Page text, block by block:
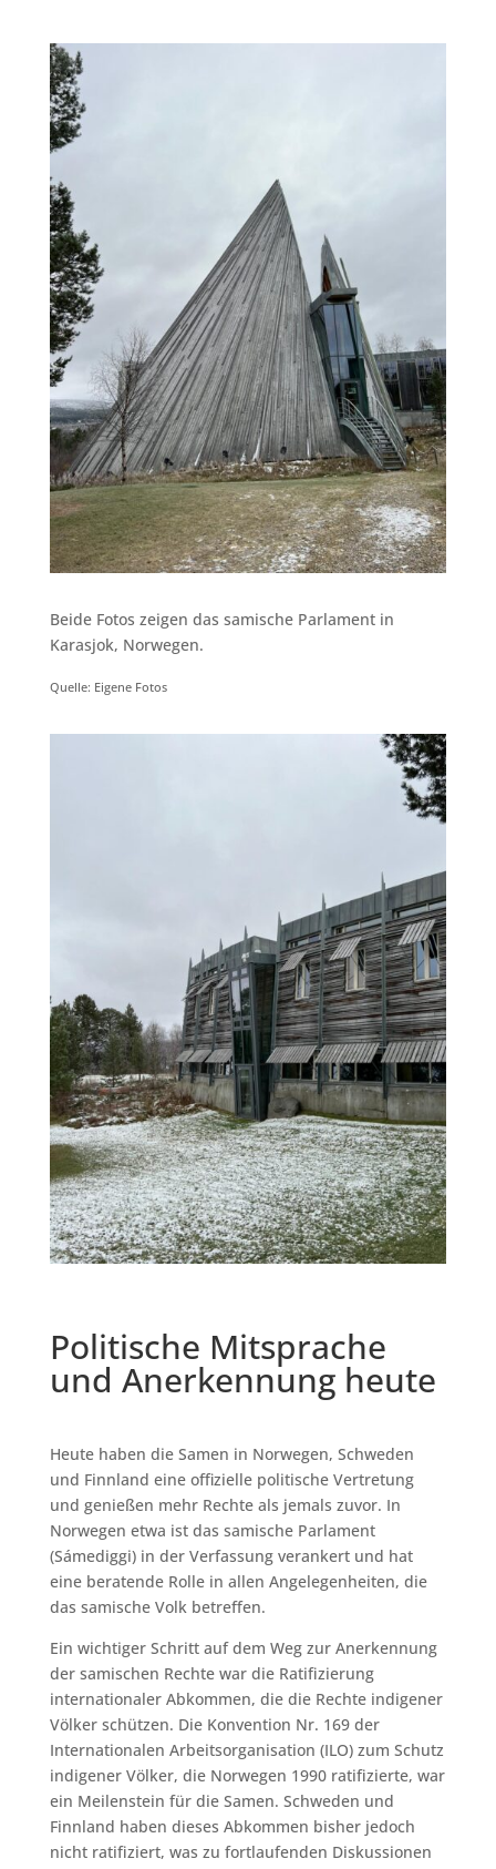
Beide Fotos zeigen das samische Parlament in
Karasjok, Norwegen.
Quelle: Eigene Fotos
Politische Mitsprache
und Anerkennung heute
Heute haben die Samen in Norwegen, Schweden
und Finnland eine offizielle politische Vertretung
und genießen mehr Rechte als jemals zuvor. In
Norwegen etwa ist das samische Parlament
(Sámediggi) in der Verfassung verankert und hat
eine beratende Rolle in allen Angelegenheiten, die
das samische Volk betreffen.
Ein wichtiger Schritt auf dem Weg zur Anerkennung
der samischen Rechte war die Ratifizierung
internationaler Abkommen, die die Rechte indigener
Völker schützen. Die Konvention Nr. 169 der
Internationalen Arbeitsorganisation (ILO) zum Schutz
indigener Völker, die Norwegen 1990 ratifizierte, war
ein Meilenstein für die Samen. Schweden und
Finnland haben dieses Abkommen bisher jedoch
nicht ratifiziert, was zu fortlaufenden Diskussionen